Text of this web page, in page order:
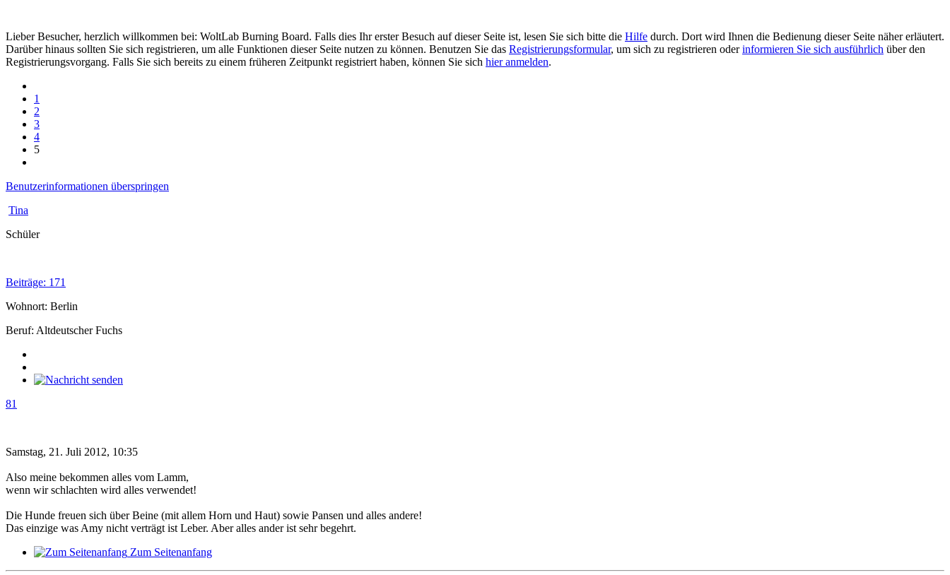
Lieber Besucher, herzlich willkommen bei: WoltLab Burning Board. Falls dies Ihr erster Besuch auf dieser Seite ist, lesen Sie sich bitte die Hilfe durch. Dort wird Ihnen die Bedienung dieser Seite näher erläutert.
Darüber hinaus sollten Sie sich registrieren, um alle Funktionen dieser Seite nutzen zu können. Benutzen Sie das Registrierungsformular, um sich zu registrieren oderinformieren Sie sich ausführlich über den
Registrierungsvorgang. Falls Sie sich bereits zu einem früheren Zeitpunkt registriert haben, können Sie sich hier anmelden.
1
2
3
4
5
Benutzerinformationen überspringen
Tina
Schüler
Beiträge: 171
Wohnort: Berlin
Beruf: Altdeutscher Fuchs
81
Samstag, 21. Juli 2012, 10:35
Also meine bekommen alles vom Lamm,
wenn wir schlachten wird alles verwendet!
Die Hunde freuen sich über Beine (mit allem Horn und Haut) sowie Pansen und alles andere!
Das einzige was Amy nicht verträgt ist Leber. Aber alles ander ist sehr begehrt.
Zum Seitenanfang